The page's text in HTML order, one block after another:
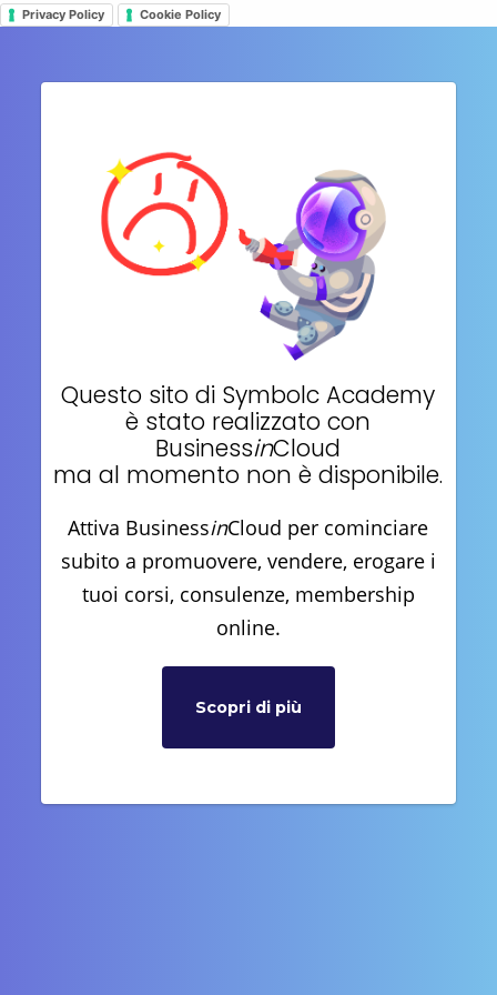
Privacy Policy Cookie Policy
Questo sito di Symbolc Academy
è stato realizzato con
BusinessinCloud
ma al momento non è disponibile.
Attiva BusinessinCloud per cominciare
subito a promuovere, vendere, erogare i
tuoi corsi, consulenze, membership
online.
Scopri di più